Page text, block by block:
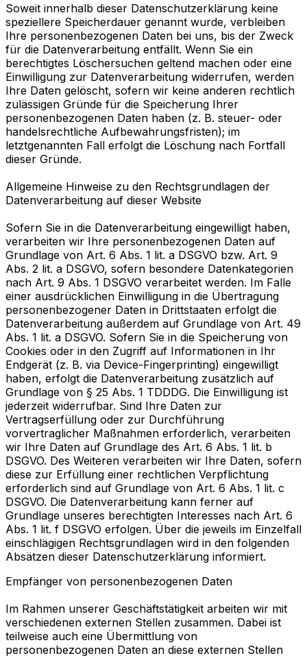
Soweit innerhalb dieser Datenschutzerklärung keine
speziellere Speicherdauer genannt wurde, verbleiben
Ihre personenbezogenen Daten bei uns, bis der Zweck
für die Datenverarbeitung entfällt. Wenn Sie ein
berechtigtes Löschersuchen geltend machen oder eine
Einwilligung zur Datenverarbeitung widerrufen, werden
Ihre Daten gelöscht, sofern wir keine anderen rechtlich
zulässigen Gründe für die Speicherung Ihrer
personenbezogenen Daten haben (z. B. steuer- oder
handelsrechtliche Aufbewahrungsfristen); im
letztgenannten Fall erfolgt die Löschung nach Fortfall
dieser Gründe.
Allgemeine Hinweise zu den Rechtsgrundlagen der
Datenverarbeitung auf dieser Website
Sofern Sie in die Datenverarbeitung eingewilligt haben,
verarbeiten wir Ihre personenbezogenen Daten auf
Grundlage von Art. 6 Abs. 1 lit. a DSGVO bzw. Art. 9
Abs. 2 lit. a DSGVO, sofern besondere Datenkategorien
nach Art. 9 Abs. 1 DSGVO verarbeitet werden. Im Falle
einer ausdrücklichen Einwilligung in die Übertragung
personenbezogener Daten in Drittstaaten erfolgt die
Datenverarbeitung außerdem auf Grundlage von Art. 49
Abs. 1 lit. a DSGVO. Sofern Sie in die Speicherung von
Cookies oder in den Zugriff auf Informationen in Ihr
Endgerät (z. B. via Device-Fingerprinting) eingewilligt
haben, erfolgt die Datenverarbeitung zusätzlich auf
Grundlage von § 25 Abs. 1 TDDDG. Die Einwilligung ist
jederzeit widerrufbar. Sind Ihre Daten zur
Vertragserfüllung oder zur Durchführung
vorvertraglicher Maßnahmen erforderlich, verarbeiten
wir Ihre Daten auf Grundlage des Art. 6 Abs. 1 lit. b
DSGVO. Des Weiteren verarbeiten wir Ihre Daten, sofern
diese zur Erfüllung einer rechtlichen Verpflichtung
erforderlich sind auf Grundlage von Art. 6 Abs. 1 lit. c
DSGVO. Die Datenverarbeitung kann ferner auf
Grundlage unseres berechtigten Interesses nach Art. 6
Abs. 1 lit. f DSGVO erfolgen. Über die jeweils im Einzelfall
einschlägigen Rechtsgrundlagen wird in den folgenden
Absätzen dieser Datenschutzerklärung informiert.
Empfänger von personenbezogenen Daten
Im Rahmen unserer Geschäftstätigkeit arbeiten wir mit
verschiedenen externen Stellen zusammen. Dabei ist
teilweise auch eine Übermittlung von
personenbezogenen Daten an diese externen Stellen